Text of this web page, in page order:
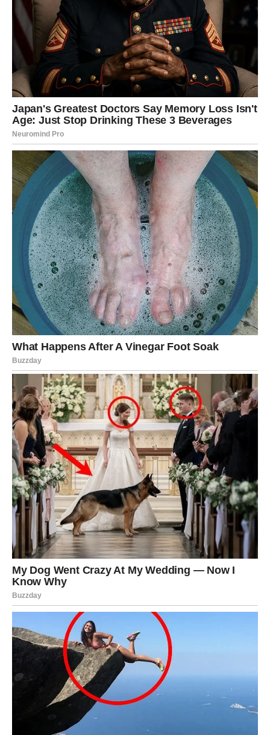
Finansijski, Ovan ulazi u period kada se jedna odluka
može pokazati kao prelomna. Možda će neko iz porodice
ili prošlosti ponuditi saradnju, ili će se otvoriti mogućnost
koja se ranije činila nedostižnom. Ovaj znak mora da
sluša intuiciju, jer sada ona govori glasnije nego ikad.
RAK – Emotivni zemljotres i
susret sa prošlošću
Za Raka, naredna 24 sata nose emotivni vrtlog. Mnogi
Rakovi će biti suočeni sa osobom ili situacijom iz
prošlosti koju su mislili da su davno prevazišli. Međutim,
Univerzum ima drugačije planove – vreme je da se neke
stvari razjasne, oproste i zatvore.
Susret koji se može desiti u ovom periodu biće duboko
emotivan. To može biti bivši partner, prijatelj s kojim je
prekinuta komunikacija, ili neko ko je nekada imao veliko
značenje. Iako će u početku delovati kao da se srce
ponovo otvara starim ranama, ovaj susret zapravo donosi
iscjeljenje.
Za one Rakove koji su u stabilnim vezama, može doći do
dubljeg razumevanja sa partnerom. Reči koje se izgovore
u naredna 24 sata biće iskrene i mogu promeniti tok
odnosa. Ljubav dobija novu dimenziju – i to onu zreliju,
iskreniju, bez maske i igre.
Na poslovnom planu, moguće je da Rak dobije iznenadnu
ponudu ili da neko iznenada prepozna njegov trud. Neka
vest vezana za karijeru može doći nenadano – mejlom,
pozivom ili preko osobe iz senke. Biće to znak da se
konačno kreće napred.
Rakovima se savetuje da slede srce, ali i da veruju da se
sve dešava s razlogom. Ove 24 sata donose emotivno
razrešenje, ali i mogućnost da se otvori novo poglavlje –
možda baš ono koje su čekali čitavu godinu.
VAGA – Odluka koja menja pravac
života
Vage će se tokom narednih 24 sata suočiti sa odlukom od
koje zavisi njihov naredni period. To može biti poslovna
ponuda, izbor između dve opcije, ili važan razgovor koji